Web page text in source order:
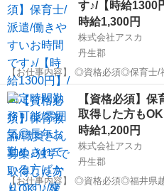
ゼントあ...
す♪/【時給1300
時給1,300円
株式会社アスカ
丹生郡
【お仕事内容】 ◎資格必須◎保育
必須の求人になります※※ 保育園の
をお任せします！
児数：...
福井 丹生郡 保育士
【資格必須】
取得した方も
時給1,200円
株式会社アスカ
丹生郡
【お仕事内容】 ◎資格必須◎福井県